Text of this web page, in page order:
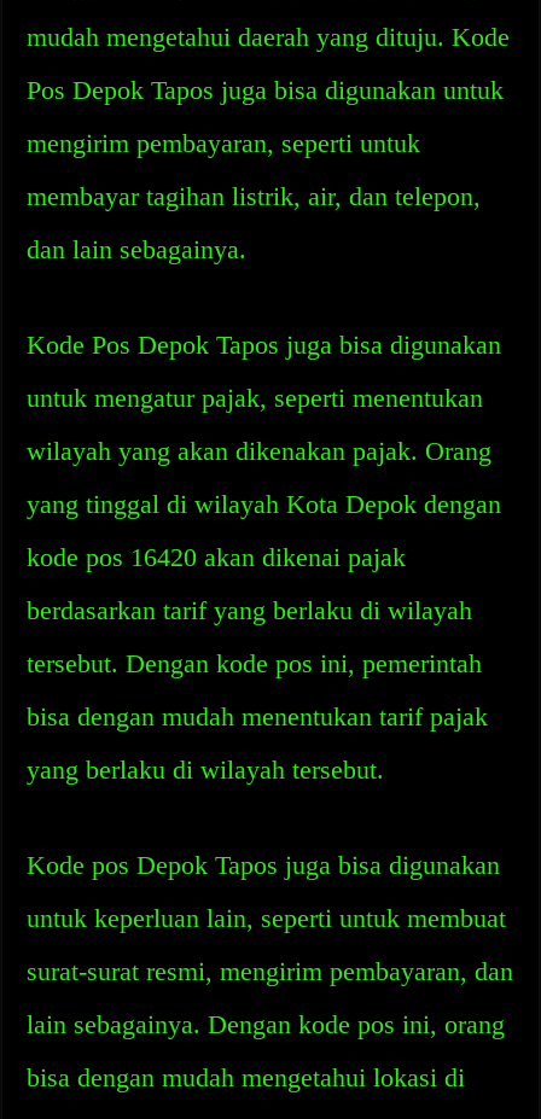
mudah mengetahui daerah yang dituju. Kode
Pos Depok Tapos juga bisa digunakan untuk
mengirim pembayaran, seperti untuk
membayar tagihan listrik, air, dan telepon,
dan lain sebagainya.
Kode Pos Depok Tapos juga bisa digunakan
untuk mengatur pajak, seperti menentukan
wilayah yang akan dikenakan pajak. Orang
yang tinggal di wilayah Kota Depok dengan
kode pos 16420 akan dikenai pajak
berdasarkan tarif yang berlaku di wilayah
tersebut. Dengan kode pos ini, pemerintah
bisa dengan mudah menentukan tarif pajak
yang berlaku di wilayah tersebut.
Kode pos Depok Tapos juga bisa digunakan
untuk keperluan lain, seperti untuk membuat
surat-surat resmi, mengirim pembayaran, dan
lain sebagainya. Dengan kode pos ini, orang
bisa dengan mudah mengetahui lokasi di